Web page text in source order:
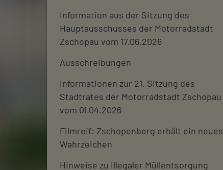
Information aus der Sitzung des
Hauptausschusses der Motorradstadt
Zschopau vom 17.06.2026
Ausschreibungen
Informationen zur 21. Sitzung des
Stadtrates der Motorradstadt Zschopau
vom 01.04.2026
Filmreif: Zschopenberg erhält ein neues
Wahrzeichen
Hinweise zu illegaler Müllentsorgung